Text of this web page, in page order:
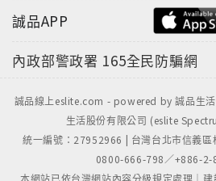
誠品APP
內政部警政署 165全民防騙網
誠品線上eslite.com - powered by 誠品生
生活股份有限公司 (eslite
統一編號：27952966 | 台灣台北市信義區
0800-666-798／+886-2-